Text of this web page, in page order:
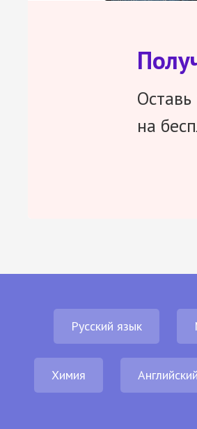
на
Русский язык
Химия